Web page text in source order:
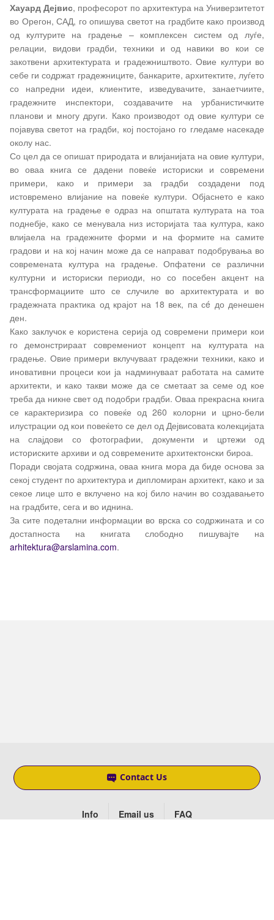
Хауард Дејвис, професорот по архитектура на Универзитетот
во Орегон, САД, го опишува светот на градбите како производ
од културите на градење – комплексен систем од луѓе,
релации, видови градби, техники и од навики во кои се
закотвени архитектурата и градежништвото. Овие култури во
себе ги содржат градежниците, банкарите, архитектите, луѓето
со напредни идеи, клиентите, изведувачите, занаетчиите,
градежните инспектори, создавачите на урбанистичките
планови и многу други. Како производот од овие култури се
појавува светот на градби, кој постојано го гледаме насекаде
околу нас.
Со цел да се опишат природата и влијанијата на овие култури,
во оваа книга се дадени повеќе историски и современи
примери, како и примери за градби создадени под
истовремено влијание на повеќе култури. Објаснето е како
културата на градење е одраз на општата културата на тоа
поднебје, како се менувала низ историјата таа култура, како
влијаела на градежните форми и на формите на самите
градови и на кој начин може да се направат подобрувања во
современата култура на градење. Опфатени се различни
културни и историски периоди, но со посебен акцент на
трансформациите што се случиле во архитектурата и во
градежната практика од крајот на 18 век, па сé до денешен
ден.
Како заклучок е користена серија од современи примери кои
го демонстрираат современиот концепт на културата на
градење. Овие примери вклучуваат градежни техники, како и
иновативни процеси кои ја надминуваат работата на самите
архитекти, и како такви може да се сметаат за семе од кое
треба да никне свет од подобри градби. Оваа прекрасна книга
се карактеризира со повеќе од 260 колорни и црно-бели
илустрации од кои повеќето се дел од Дејвисовата колекцијата
на слајдови со фотографии, документи и цртежи од
историските архиви и од современите архитектонски бироа.
Поради својата содржина, оваа книга мора да биде основа за
секој студент по архитектура и дипломиран архитект, како и за
секое лице што е вклучено на кој било начин во создавањето
на градбите, сега и во иднина.
За сите подетални информации во врска со содржината и со
достапноста на книгата слободно пишувајте на
arhitektura@arslamina.com.
Info Email us FAQ
Contact Us